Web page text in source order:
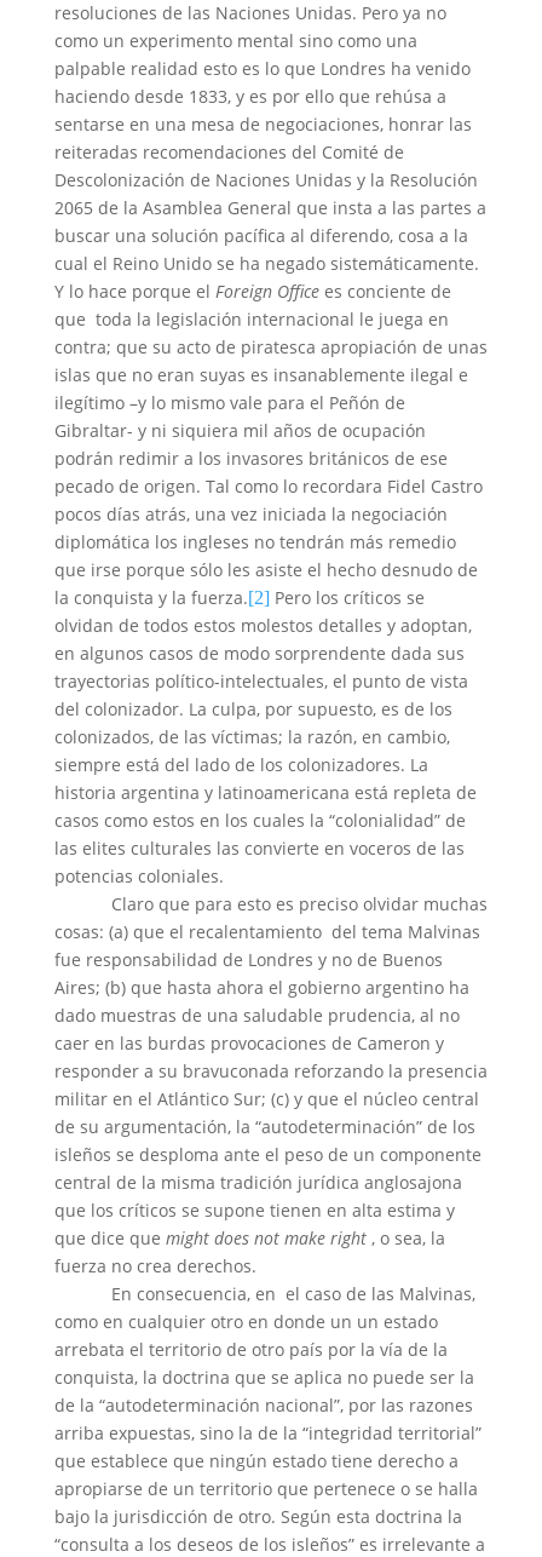
resoluciones de las Naciones Unidas. Pero ya no
como un experimento mental sino como una
palpable realidad esto es lo que Londres ha venido
haciendo desde 1833, y es por ello que rehúsa a
sentarse en una mesa de negociaciones, honrar las
reiteradas recomendaciones del Comité de
Descolonización de Naciones Unidas y la Resolución
2065 de la Asamblea General que insta a las partes a
buscar una solución pacífica al diferendo, cosa a la
cual el Reino Unido se ha negado sistemáticamente.
Y lo hace porque el Foreign Officees conciente de
que toda la legislación internacional le juega en
contra; que su acto de piratesca apropiación de unas
islas que no eran suyas es insanablemente ilegal e
ilegítimo –y lo mismo vale para el Peñón de
Gibraltar- y ni siquiera mil años de ocupación
podrán redimir a los invasores británicos de ese
pecado de origen. Tal como lo recordara Fidel Castro
pocos días atrás, una vez iniciada la negociación
diplomática los ingleses no tendrán más remedio
que irse porque sólo les asiste el hecho desnudo de
la conquista y la fuerza.[2]Pero los críticos se
olvidan de todos estos molestos detalles y adoptan,
en algunos casos de modo sorprendente dada sus
trayectorias político-intelectuales, el punto de vista
del colonizador. La culpa, por supuesto, es de los
colonizados, de las víctimas; la razón, en cambio,
siempre está del lado de los colonizadores. La
historia argentina y latinoamericana está repleta de
casos como estos en los cuales la “colonialidad” de
las elites culturales las convierte en voceros de las
potencias coloniales.
Claro que para esto es preciso olvidar muchas
cosas: (a) que el recalentamiento del tema Malvinas
fue responsabilidad de Londres y no de Buenos
Aires; (b) que hasta ahora el gobierno argentino ha
dado muestras de una saludable prudencia, al no
caer en las burdas provocaciones de Cameron y
responder a su bravuconada reforzando la presencia
militar en el Atlántico Sur; (c) y que el núcleo central
de su argumentación, la “autodeterminación” de los
isleños se desploma ante el peso de un componente
central de la misma tradición jurídica anglosajona
que los críticos se supone tienen en alta estima y
que dice que might does not make right , o sea, la
fuerza no crea derechos.
En consecuencia, en el caso de las Malvinas,
como en cualquier otro en donde un un estado
arrebata el territorio de otro país por la vía de la
conquista, la doctrina que se aplica no puede ser la
de la “autodeterminación nacional”, por las razones
arriba expuestas, sino la de la “integridad territorial”
que establece que ningún estado tiene derecho a
apropiarse de un territorio que pertenece o se halla
bajo la jurisdicción de otro. Según esta doctrina la
“consulta a los deseos de los isleños” es irrelevante a